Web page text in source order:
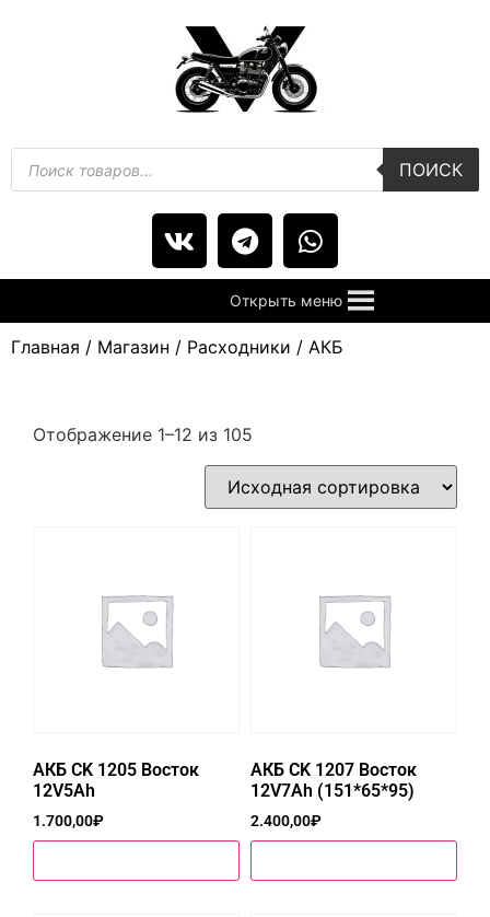
ПОИСК
Открыть меню
Главная / Магазин / Расходники / АКБ
Отображение 1–12 из 105
АКБ CK 1205 Восток
12V5Ah
1.700,00₽
АКБ CK 1207 Восток
12V7Ah (151*65*95)
2.400,00₽